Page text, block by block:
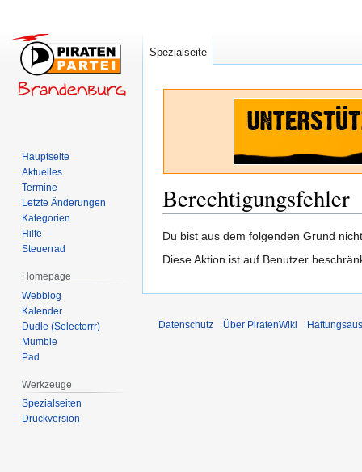
Berechtigungsfehler
Zur
Navigation
Zur
Suche
Du bist aus dem folgenden Grund
Diese Aktion ist auf Benutzer
Spezialseite
Hauptseite
Aktuelles
Termine
Letzte Änderungen
Kategorien
Hilfe
Steuerrad
Homepage
Webblog
Kalender
Dudle (Selectorrr)
Mumble
Pad
Werkzeuge
Spezialseiten
Druckversion
Datenschutz Über PiratenWiki